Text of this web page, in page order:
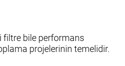
filtre bile performans
projelerinin temelidir.